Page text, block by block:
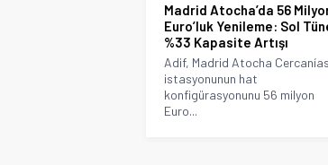
Madrid Atocha’da 56
Euro’luk Yenileme: Sol
%33 Kapasite Artışı
Adif, Madrid Atocha Cercanías
istasyonunun hat
konfigürasyonunu 56 milyon
Euro...